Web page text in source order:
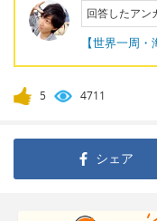
回答したアン
【世界一周
5 4711
シェア